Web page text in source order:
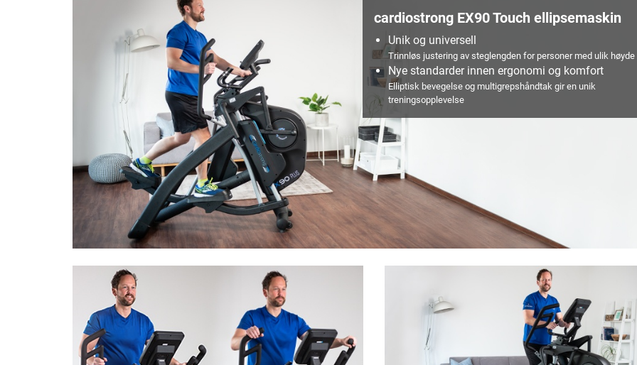
cardiostrong EX90 Touch ellipsemaskin
Unik og universell
Trinnløs justering av steglengden for personer med ulik høyde
Nye standarder innen ergonomi og komfort
Elliptisk bevegelse og multigrepshåndtak gir en unik
treningsopplevelse